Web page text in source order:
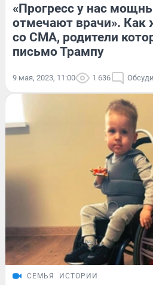
«Прогресс у нас
отмечают врачи». Как
со СМА, родители
письмо Трампу
9 мая, 2023, 11:00 1 636
СЕМЬЯ ИСТОРИИ